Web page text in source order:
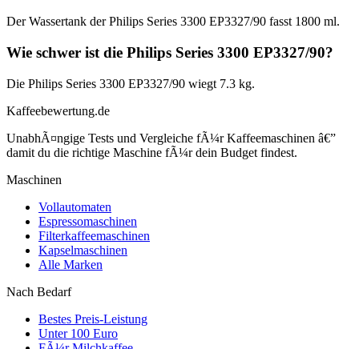
Der Wassertank der Philips Series 3300 EP3327/90 fasst 1800 ml.
Wie schwer ist die Philips Series 3300 EP3327/90?
Die Philips Series 3300 EP3327/90 wiegt 7.3 kg.
Kaffeebewertung.de
UnabhÃ¤ngige Tests und Vergleiche fÃ¼r Kaffeemaschinen â€”
damit du die richtige Maschine fÃ¼r dein Budget findest.
Maschinen
Vollautomaten
Espressomaschinen
Filterkaffeemaschinen
Kapselmaschinen
Alle Marken
Nach Bedarf
Bestes Preis-Leistung
Unter 100 Euro